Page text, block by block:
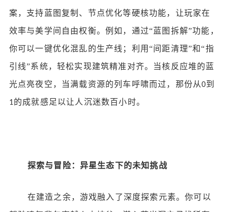
案，支持蓝图复制、节点优化等硬核功能，让玩家在
效率与美学间自由权衡。例如，通过“蓝图拆解”功能，
你可以一键优化混乱的生产线；利用“间距清理”和“指
引线”系统，轻松实现建筑精准对齐。当核反应堆的蓝
光点亮夜空，当满载资源的列车呼啸而过，那份从0到
1的成就感足以让人沉迷数百小时。
探索与冒险：异星生态下的未知挑战
在建造之余，游戏融入了深度探索元素。你可以